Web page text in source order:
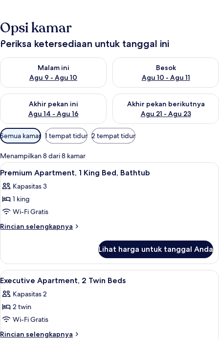
Opsi kamar
Periksa ketersediaan untuk tanggal ini
Malam ini
Agu 9 - Agu 10
Periksa ketersediaan untuk malam ini Agu 9 - Agu 10
Besok
Agu 10 - Agu 11
Periksa ketersediaan untuk
Akhir pekan ini
Agu 14 - Agu 16
Periksa ketersediaan untuk akhir pekan ini Agu 14 - Agu 16
Akhir pekan berikutnya
Agu 21 - Agu 23
Periksa ketersediaan untuk
Filter
tersedia
untuk
kamar
Semua kamar 1 tempat tidur 2 tempat tidur
Menampilkan 8 dari 8 kamar
Lihat
semua
foto
untuk
Premium
Apartment,
Bed,
Bathtub
Kamar mandi | Perlengkapan mandi
3
Premium Apartment, 1 King Bed, Bathtub
Kapasitas 3
1 king
Wi-Fi Gratis
Rincian selengkapnya
Rincian
Premium
Apartment,
1
Bed,
Bathtub
Lihat harga untuk tanggal Anda
Lihat
semua
foto
untuk
Executive
Apartment,
Minibar, brankas, ruang kerja ramah
11
Executive Apartment, 2 Twin Beds
Kapasitas 2
2 twin
Wi-Fi Gratis
Rincian selengkapnya
Rincian